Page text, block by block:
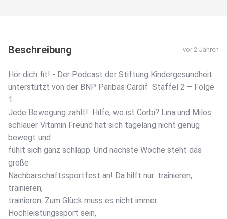
Beschreibung vor 2 Jahren
Hör dich fit! - Der Podcast der Stiftung Kindergesundheit
unterstützt von der BNP Paribas Cardif Staffel 2 – Folge
1:
Jede Bewegung zählt! Hilfe, wo ist Corbi? Lina und Milos
schlauer Vitamin Freund hat sich tagelang nicht genug
bewegt und
fühlt sich ganz schlapp. Und nächste Woche steht das
große
Nachbarschaftssportfest an! Da hilft nur: trainieren,
trainieren,
trainieren. Zum Glück muss es nicht immer
Hochleistungssport sein,